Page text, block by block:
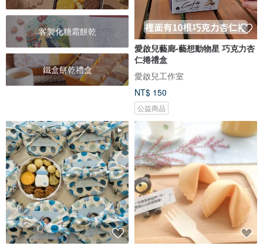
客製化糖霜餅乾
鐵盒餅乾禮盒
愛啟兒藝廊-藝想動物星 巧克力杏
仁捲禮盒
愛啟兒工作室
NT$ 150
公益商品